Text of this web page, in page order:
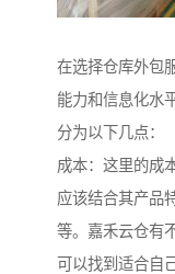
在选择仓库外包
能力和信息化水
分为以下几点：
成本：这里的成
应该结合其产品
等。嘉禾云仓有
可以找到适合自